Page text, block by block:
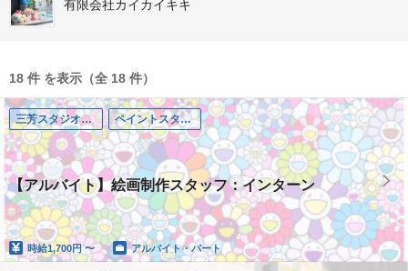
有限会社カイカイキキ
18 件 を表示（全 18 件）
三芳スタジオ（埼玉） ペイントスタッフ
【アルバイト】絵画制作スタッフ：インターン
時給1,700円 〜 アルバイト・パート